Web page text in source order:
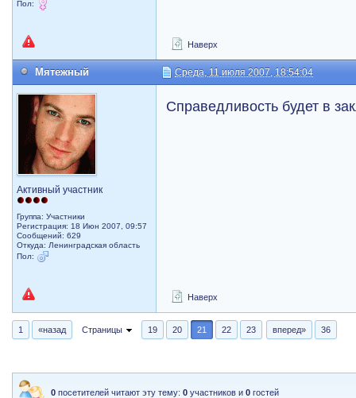
Пол:
Наверх
Мятежный Среда, 11 июля 2007, 18:54:04
Активный участник
Группа: Участники
Регистрация: 18 Июн 2007, 09:57
Сообщений: 629
Откуда: Ленинградская область
Пол:
Справедливость будет в
Наверх
1 «назад Страницы 19 20 21 22 23 вперед» 36
0 посетителей читают эту тему:0 участников и0 гостей